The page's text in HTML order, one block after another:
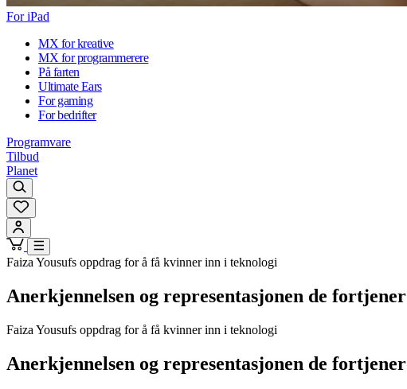
For iPad
MX for kreative
MX for programmerere
På farten
Ultimate Ears
For gaming
For bedrifter
Programvare
Tilbud
Planet
Faiza Yousufs oppdrag for å få kvinner inn i teknologi
Anerkjennelsen og representasjonen de fortjener
Faiza Yousufs oppdrag for å få kvinner inn i teknologi
Anerkjennelsen og representasjonen de fortjener